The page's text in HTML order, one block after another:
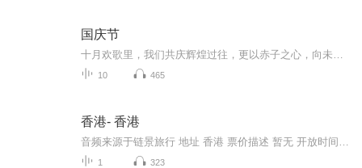
国庆节
10 465
香港- 香港
1 323